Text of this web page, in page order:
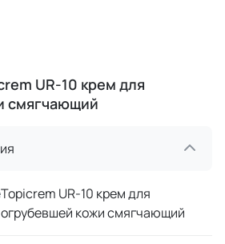
UR-10 крем для
смягчающий
Topicrem UR-10 крем для
огрубевшей кожи смягчающий